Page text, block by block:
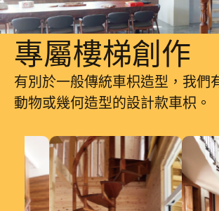
專屬樓梯創作
有別於一般傳統車枳造型，我們
動物或幾何造型的設計款車枳。